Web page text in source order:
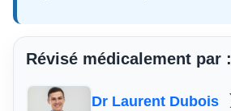
Révisé médicalement par :
Dr Laurent Dubois